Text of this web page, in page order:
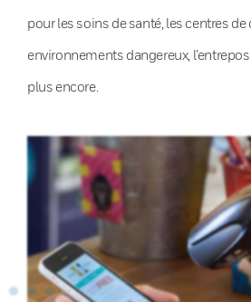
pour les soins de santé, les centres
environnements dangereux,
plus encore.